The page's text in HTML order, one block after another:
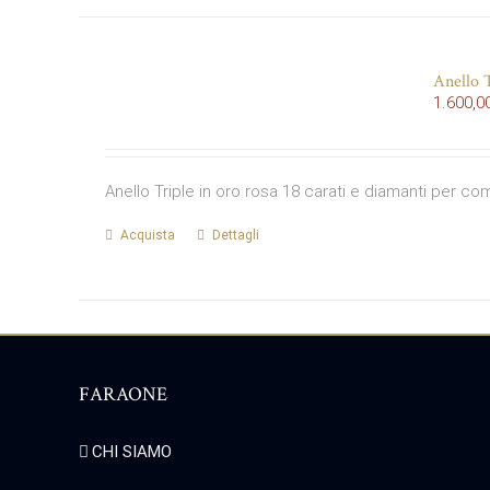
Anello
Anello Triple in oro rosa 18 carati e diamanti per
Acquista Dettagli
FARAONE
CHI SIAMO